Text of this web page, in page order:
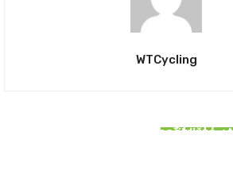
WTCycling
Roglič ovládl Vueltu počtvrté,
PRIMOŽ ROGLIČ se přibližuje.